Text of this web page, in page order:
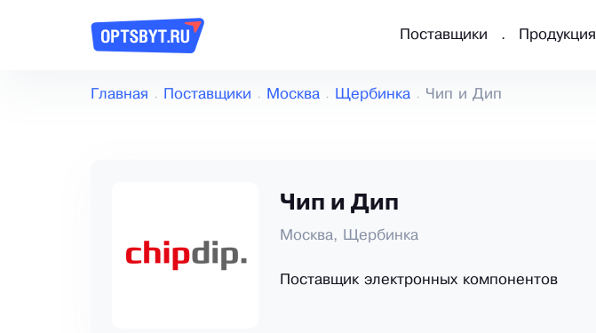
Поставщики Продукция
Главная Поставщики Москва Щербинка Чип и Дип
Чип и Дип
Москва, Щербинка
Поставщик электронных компонентов